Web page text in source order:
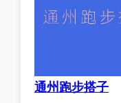
通州跑步搭子